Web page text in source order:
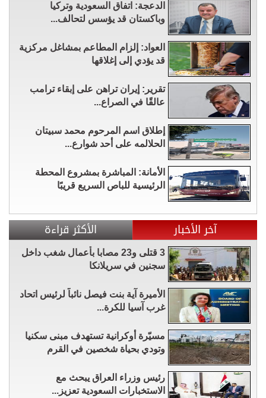
الدعجة: اتفاق السعودية وتركيا
وباكستان قد يؤسس لتحالف...
العواد: إلزام المطاعم بمشاغل مركزية
قد يؤدي إلى إغلاقها
تقرير: إيران تراهن على إبقاء ترامب
عالقًا في الصراع...
إطلاق اسم المرحوم محمد سبيتان
الحلالمه على أحد شوارع...
الأمانة: المباشرة بمشروع المحطة
الرئيسية للباص السريع قريبًا
آخر الأخبار الأكثر قراءة
3 قتلى و23 مصابا بأعمال شغب داخل
سجنين في سريلانكا
الأميرة آية بنت فيصل نائباً لرئيس اتحاد
غرب آسيا للكرة...
مسيّرة أوكرانية تستهدف مبنى سكنيا
وتودي بحياة شخصين في القرم
رئيس وزراء العراق يبحث مع
الاستخبارات السعودية تعزيز...